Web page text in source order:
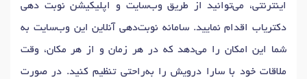
دکترمشاوره بعد از ازدواج در تهران دکتراختلالات فردیدر تهران
دکترمشاوره خیانتدر تهران دکترمشاوره زناشوییدر تهران
دکتروسواس فکری در تهران دکترمشاوره خودشناسیدر تهران
دکترپرخاشگری در تهران دکتر پرخوری عصبی در تهران
اینترنتی، می‌توانید از طریق وب‌سایت و اپلیکیشن نوبت دهی
دکتریاب اقدام نمایید. سامانه نوبت‌دهی آنلاین این وب‌سایت به
شما این امکان را می‌دهد که در هر زمان و از هر مکان، وقت
ملاقات خود با سارا درویش را به‌راحتی تنظیم کنید. در صورت